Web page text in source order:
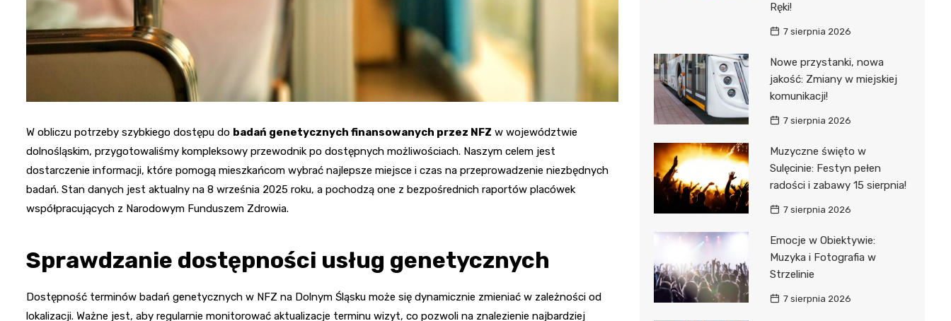
W obliczu potrzeby szybkiego dostępu do badań genetycznych finansowanych przez NFZ w województwie
dolnośląskim, przygotowaliśmy kompleksowy przewodnik po dostępnych możliwościach. Naszym celem jest
dostarczenie informacji, które pomogą mieszkańcom wybrać najlepsze miejsce i czas na przeprowadzenie niezbędnych
badań. Stan danych jest aktualny na 8 września 2025 roku, a pochodzą one z bezpośrednich raportów placówek
współpracujących z Narodowym Funduszem Zdrowia.
Sprawdzanie dostępności usług genetycznych
Dostępność terminów badań genetycznych w NFZ na Dolnym Śląsku może się dynamicznie zmieniać w zależności od
lokalizacji. Ważne jest, aby regularnie monitorować aktualizacje terminu wizyt, co pozwoli na znalezienie najbardziej
Ręki!
7 sierpnia 2026
Nowe przystanki, nowa
jakość: Zmiany w miejskiej
komunikacji!
7 sierpnia 2026
Muzyczne święto w
Sulęcinie: Festyn pełen
radości i zabawy 15 sierpnia!
7 sierpnia 2026
Emocje w Obiektywie:
Muzyka i Fotografia w
Strzelinie
7 sierpnia 2026